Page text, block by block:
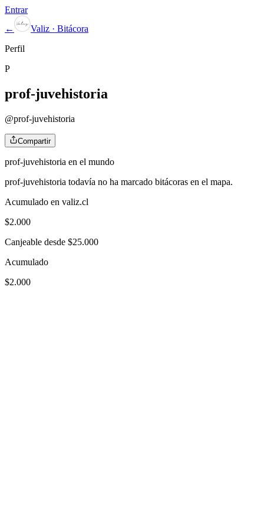
Entrar
←
Valiz · Bitácora
Perfil
P
prof-juvehistoria
@prof-juvehistoria
Compartir
prof-juvehistoria en el mundo
prof-juvehistoria todavía no ha marcado bitácoras en el mapa.
Acumulado en valiz.cl
$2.000
Canjeable desde $25.000
Acumulado
$2.000